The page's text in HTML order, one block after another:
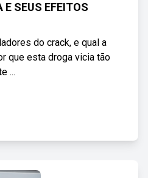
SEUS EFEITOS
do crack, e qual a
que esta droga vicia tão
...